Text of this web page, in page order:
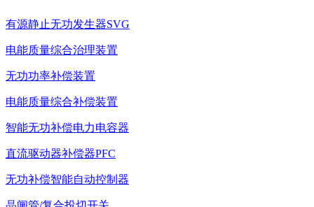
有源静止无功发生器SVG
电能质量综合治理装置
无功功率补偿装置
电能质量综合补偿装置
智能无功补偿电力电容器
直流驱动器补偿器PFC
无功补偿智能自动控制器